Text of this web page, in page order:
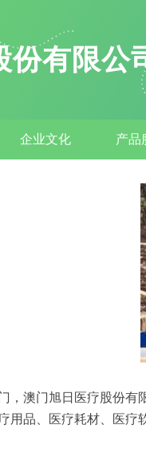
份有限公
企业文化 产品
，澳门旭日医疗股份有
用品、医疗耗材、医